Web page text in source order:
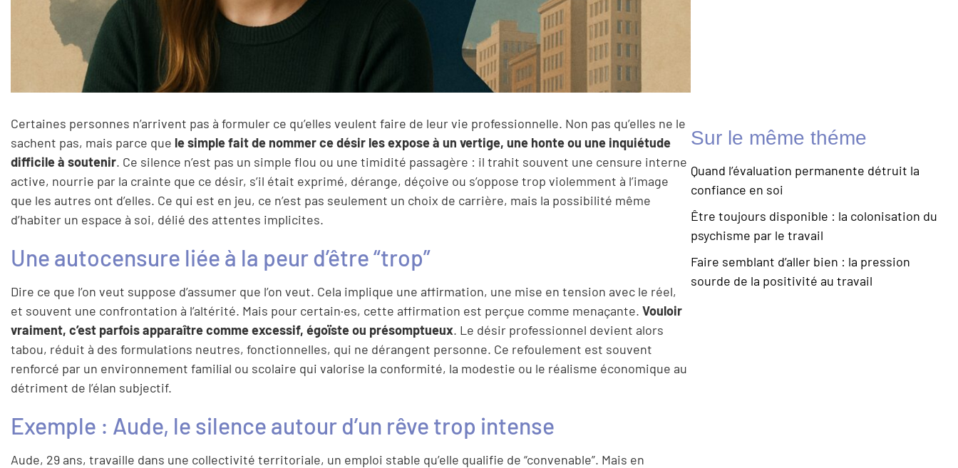
Certaines personnes n’arrivent pas à formuler ce qu’elles veulent faire de leur vie professionnelle. Non pas qu’elles ne le
sachent pas, mais parce que le simple fait de nommer ce désir les expose à un vertige, une honte ou une inquiétude
difficile à soutenir. Ce silence n’est pas un simple flou ou une timidité passagère : il trahit souvent une censure interne
active, nourrie par la crainte que ce désir, s’il était exprimé, dérange, déçoive ou s’oppose trop violemment à l’image
que les autres ont d’elles. Ce qui est en jeu, ce n’est pas seulement un choix de carrière, mais la possibilité même
d’habiter un espace à soi, délié des attentes implicites.
Une autocensure liée à la peur d’être “trop”
Dire ce que l’on veut suppose d’assumer que l’on veut. Cela implique une affirmation, une mise en tension avec le réel,
et souvent une confrontation à l’altérité. Mais pour certain·es, cette affirmation est perçue comme menaçante. Vouloir
vraiment, c’est parfois apparaître comme excessif, égoïste ou présomptueux. Le désir professionnel devient alors
tabou, réduit à des formulations neutres, fonctionnelles, qui ne dérangent personne. Ce refoulement est souvent
renforcé par un environnement familial ou scolaire qui valorise la conformité, la modestie ou le réalisme économique au
détriment de l’élan subjectif.
Exemple : Aude, le silence autour d’un rêve trop intense
Aude, 29 ans, travaille dans une collectivité territoriale, un emploi stable qu’elle qualifie de “convenable”. Mais en
Sur le même théme
Quand l’évaluation permanente détruit la
confiance en soi
Être toujours disponible : la colonisation du
psychisme par le travail
Faire semblant d’aller bien : la pression
sourde de la positivité au travail